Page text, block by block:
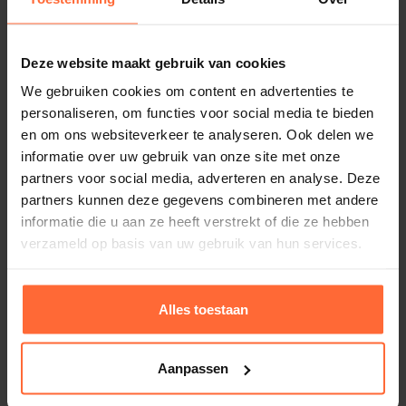
Deze website maakt gebruik van cookies
We gebruiken cookies om content en advertenties te
personaliseren, om functies voor social media te bieden
en om ons websiteverkeer te analyseren. Ook delen we
informatie over uw gebruik van onze site met onze
partners voor social media, adverteren en analyse. Deze
partners kunnen deze gegevens combineren met andere
informatie die u aan ze heeft verstrekt of die ze hebben
verzameld op basis van uw gebruik van hun services.
Alles toestaan
Aanpassen
Leverbaar in de volgende
uitvoeringen
Cubo 7,5 kW, SA-94.5073
Cubo 9,0 kW, SA-94.5074
Cubo 10,5 kW, SA-94.6592
LET OP: Exclusief saunastenen, wil je hierbij ook
saunastenen, bestel dan20 kg saunastenen
72 x 40 x 38,5 cm (hxbxd)
Besturing
Separate besturing benodigd
Softdamp ovens
Kleur
Antraciet
SKU
Mooi design
Duitse top kwaliteit
Alternatieven